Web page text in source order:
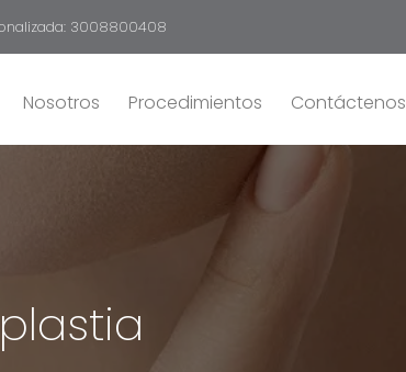
3008800408
Nosotros Procedimientos Contáctenos